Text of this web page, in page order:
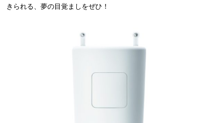
きられる、夢の目覚ましをぜひ！